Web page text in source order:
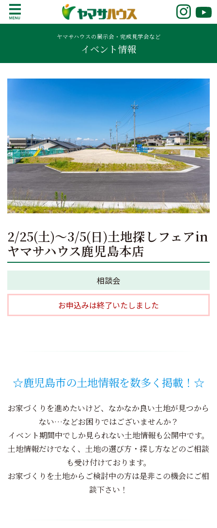
o
鹿児島で注文住宅ならヤマサハウス
新築の注文住宅や建売モデルハウスをお探し
の方はこちら。鹿児島県内で11年連続ナンバ
ーワンの実績を誇る、絆の家でおなじみの
ヤマサハウス。展示場情報や家づくりのこだ
ヤマサハウスの展示会・完成見学会など
イベント情報
2/25(土)～3/5(日)土地探しフェアin
ヤマサハウス鹿児島本店
相談会
お申込みは終了いたしました
☆鹿児島市の土地情報を数多く掲載！☆
お家づくりを進めたいけど、なかなか良い土地が見つから
ない…などお困りではございませんか？
イベント期間中でしか見られない土地情報も公開中です。
土地情報だけでなく、土地の選び方・探し方などのご相談
も受け付けております。
お家づくりを土地からご検討中の方は是非この機会にご相
談下さい！